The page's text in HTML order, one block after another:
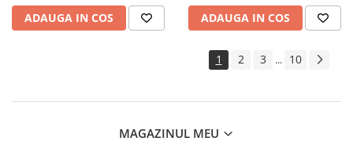
ADAUGA IN COS ADAUGA IN COS
1 2 3 ... 10
MAGAZINUL MEU